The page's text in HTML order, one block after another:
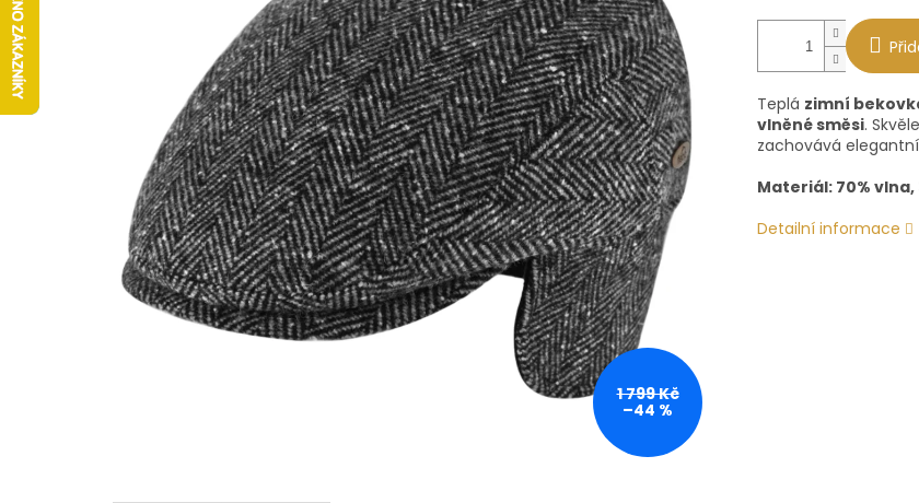
1 799 Kč
–44 %
Teplá zimní
vlněné směsi.
zachovává
Materiál: 70%
Detailní informace